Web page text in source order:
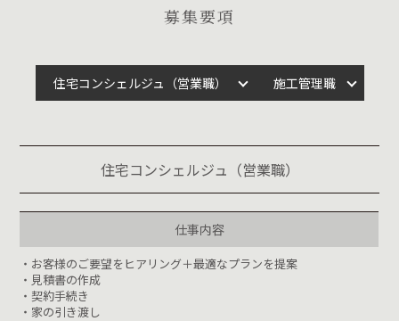
募集要項
住宅コンシェルジュ（営業職） 施工管理職
住宅コンシェルジュ（営業職）
仕事内容
・お客様のご要望をヒアリング＋最適なプランを提案
・見積書の作成
・契約手続き
・家の引き渡し